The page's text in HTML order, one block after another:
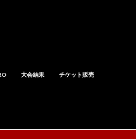
大会結果 チケット販売